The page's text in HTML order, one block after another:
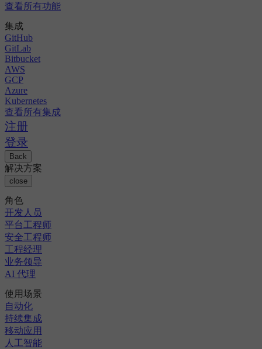
查看所有功能
集成
GitHub
GitLab
Bitbucket
AWS
GCP
Azure
Kubernetes
查看所有集成
注册
登录
Back
解决方案
close
角色
开发人员
平台工程师
安全工程师
工程经理
业务领导
AI 代理
使用场景
自动化
持续集成
移动应用
人工智能